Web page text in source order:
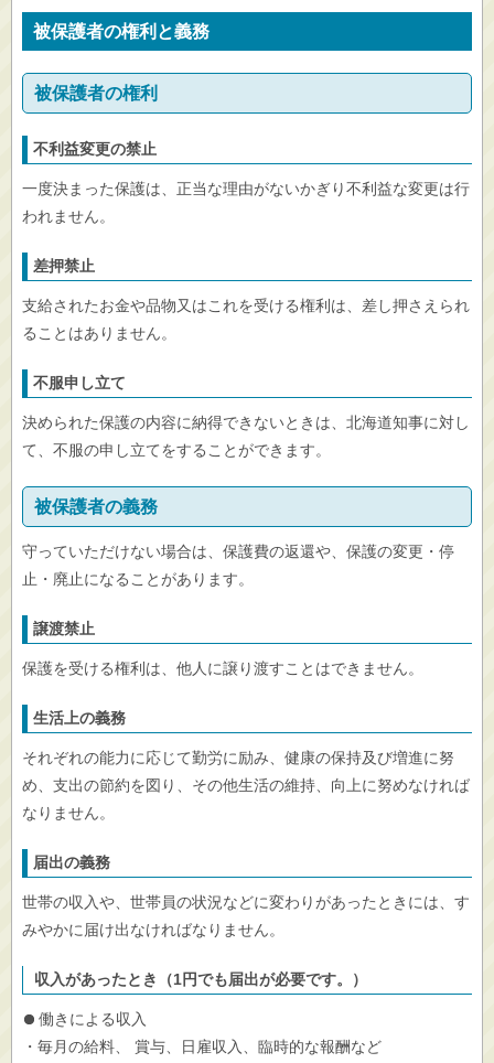
被保護者の権利と義務
被保護者の権利
不利益変更の禁止
一度決まった保護は、正当な理由がないかぎり不利益な変更は行
われません。
差押禁止
支給されたお金や品物又はこれを受ける権利は、差し押さえられ
ることはありません。
不服申し立て
決められた保護の内容に納得できないときは、北海道知事に対し
て、不服の申し立てをすることができます。
被保護者の義務
守っていただけない場合は、保護費の返還や、保護の変更・停
止・廃止になることがあります。
譲渡禁止
保護を受ける権利は、他人に譲り渡すことはできません。
生活上の義務
それぞれの能力に応じて勤労に励み、健康の保持及び増進に努
め、支出の節約を図り、その他生活の維持、向上に努めなければ
なりません。
届出の義務
世帯の収入や、世帯員の状況などに変わりがあったときには、す
みやかに届け出なければなりません。
収入があったとき（1円でも届出が必要です。）
働きによる収入
・毎月の給料、 賞与、日雇収入、臨時的な報酬など